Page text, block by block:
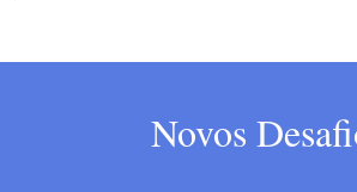
Novos